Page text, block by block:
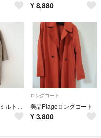
¥ 8,880
プラージュ ハミルトンテーラードコート ベージュ 38
ロングコート
美品Plageロングコート
¥ 3,800